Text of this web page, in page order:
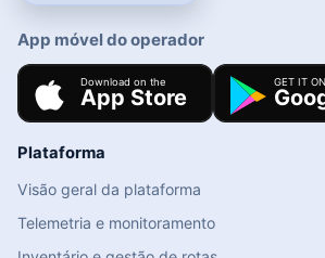
App móvel do operador
Plataforma
Visão geral da plataforma
Telemetria e monitoramento